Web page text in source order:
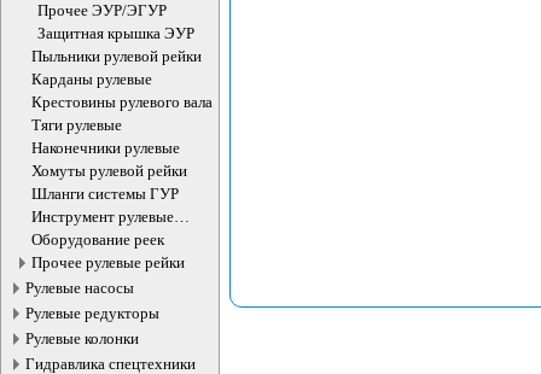
Прочее ЭУР/ЭГУР
Защитная крышка ЭУР
Пыльники рулевой рейки
Карданы рулевые
Крестовины рулевого вала
Тяги рулевые
Наконечники рулевые
Хомуты рулевой рейки
Шланги системы ГУР
Инструмент рулевые
рейки
Оборудование реек
Прочее рулевые рейки
Рулевые насосы
Рулевые редукторы
Рулевые колонки
Гидравлика спецтехники